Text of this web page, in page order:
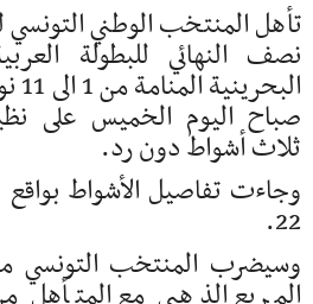
تأهل المنتخب الوطني التونسي
نصف النهائي للبطولة
صباح اليوم الخميس على
ثلاث أشواط دون رد.
22.
وسيضرب المنتخب التونسي